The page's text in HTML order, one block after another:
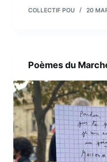
COLLECTIF POU 20
Poèmes du